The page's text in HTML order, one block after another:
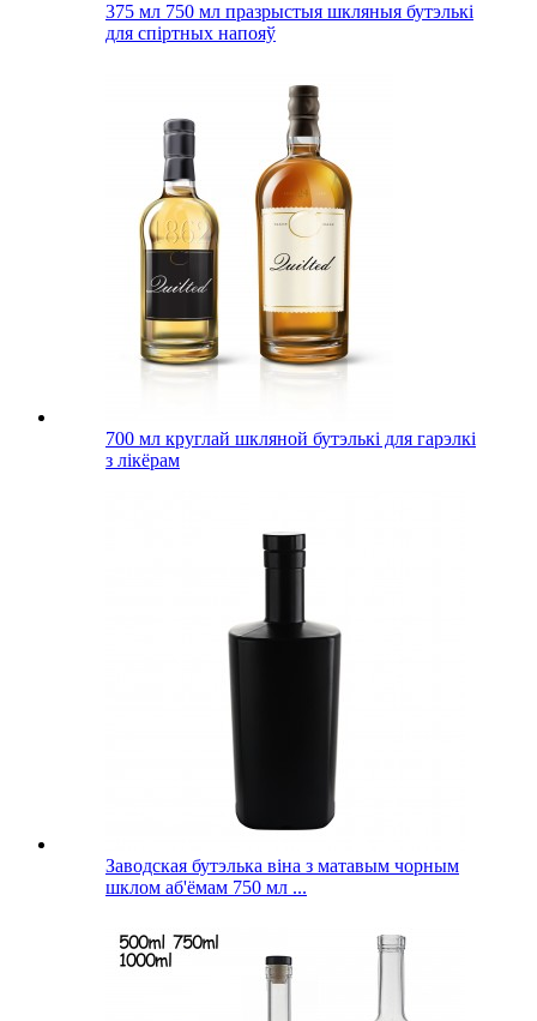
375 мл 750 мл празрыстыя шкляныя бутэлькі
для спіртных напояў
700 мл круглай шкляной бутэлькі для гарэлкі
з лікёрам
Заводская бутэлька віна з матавым чорным
шклом аб'ёмам 750 мл ...